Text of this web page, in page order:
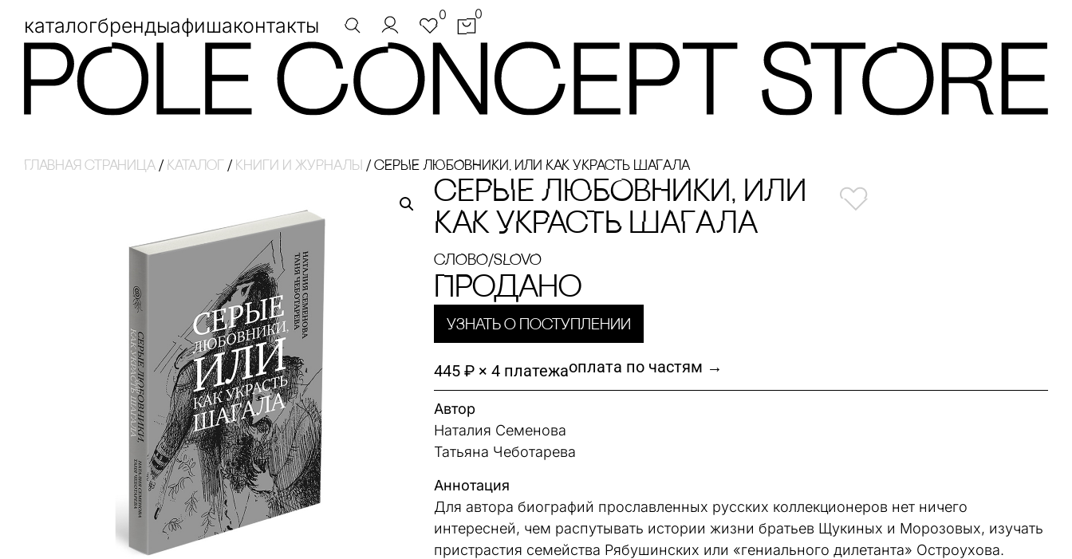
каталогбрендыафишаконтакты 0 0
Главная страница / Каталог / кнИги И ЖуРнаЛы / сЕРЫЕ ЛЮБОВНИКИ, ИЛИ КАК УКРАсТЬ ШАГАЛА
сЕРЫЕ ЛЮБОВНИКИ, ИЛИ
КАК УКРАсТЬ ШАГАЛА
сЛОВО/sLOVO
Продано
Узнать о поступлении
445 ₽ × 4 платежаоплата по частям →
Автор
Наталия Семенова
Татьяна Чеботарева
Аннотация
Для автора биографий прославленных русских коллекционеров нет ничего
интересней, чем распутывать истории жизни братьев Щукиных и Морозовых, изучать
пристрастия семейства Рябушинских или «гениального дилетанта» Остроухова.